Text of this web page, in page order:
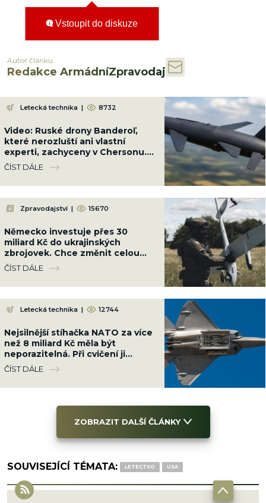
Vstoupit do diskuze
Autor článku
Redakce ArmádníZpravodaj
Letecká technika | 8732
Video: Ruské drony Banderoľ,
které nerozluští ani vlastní
experti, zachyceny v Chersonu.
Ukrajinci se proti ni neumí bránit
ČÍST DÁLE
Zpravodajství | 15670
Německo investuje přes 30
miliard Kč do ukrajinských
zbrojovek. Chce změnit celou
válku a srazit Rusko na kolena
ČÍST DÁLE
Letecká technika | 12744
Nejsilnější stíhačka NATO za více
než 8 miliard Kč měla být
neporazitelná. Při cvičení ji
sestřelil obyčejný malý letoun
ČÍST DÁLE
ZOBRAZIT DALŠÍ ČLÁNKY
SOUVISEJÍCÍ TÉMATA: LETECTVO USA